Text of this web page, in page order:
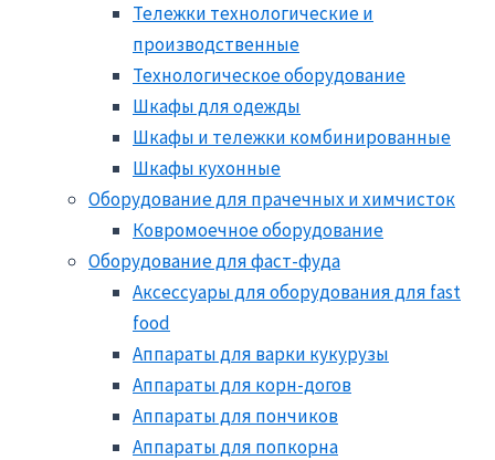
Тележки технологические и
производственные
Технологическое оборудование
Шкафы для одежды
Шкафы и тележки комбинированные
Шкафы кухонные
Оборудование для прачечных и химчисток
Ковромоечное оборудование
Оборудование для фаст-фуда
Аксессуары для оборудования для fast
food
Аппараты для варки кукурузы
Аппараты для корн-догов
Аппараты для пончиков
Аппараты для попкорна